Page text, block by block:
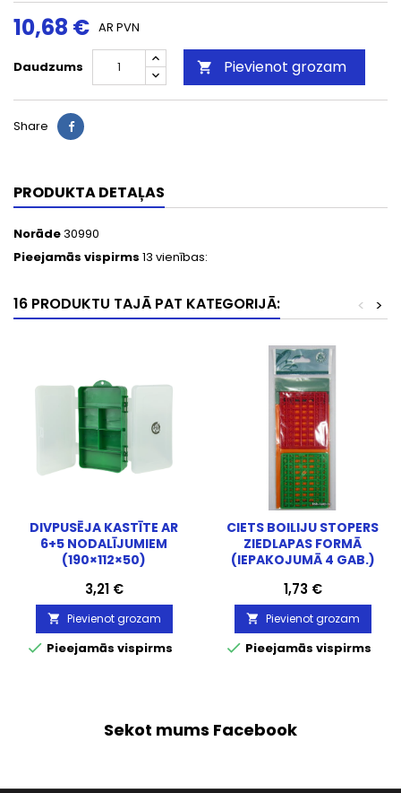
10,68 € AR PVN
Daudzums  Pievienot grozam
Share
PRODUKTA DETAĻAS
Norāde30990
Pieejamās vispirms 13 vienības:
16 PRODUKTU TAJĀ PAT KATEGORIJĀ: >
<
DIVPUSĒJA KASTĪTE AR
6+5 NODALĪJUMIEM
(190×112×50)
Cena
3,21 €
 Pievienot grozam
 Pieejamās vispirms
CIETS BOILIJU STOPERS
ZIEDLAPAS FORMĀ
(IEPAKOJUMĀ 4 GAB.)
Cena
1,73 €
 Pievienot grozam
 Pieejamās vispirms
Sekot mums Facebook